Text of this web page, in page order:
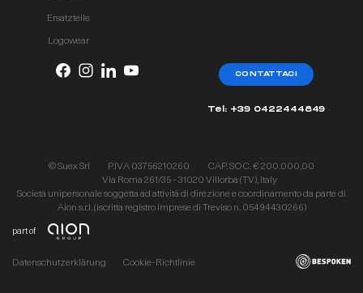
Ersatzteile
Logowear
CONTATTACI
Tel: +39 0422444849
© Suex Srl P.IVA 03756210260
CAP. SOC. € 200.000,00
Via Roma 261/35 - 31020 Villorba (TV), Italy
Società unipersonale soggetta ad attività di direzione e coordinamento da parte di
Aion s.r.l. (iscritta registro imprese di Treviso n. 05494430266)
part of
Datenschutzerklärung Cookie-Richtlinie